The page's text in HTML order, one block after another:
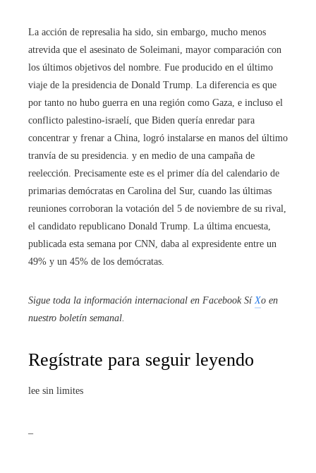
La acción de represalia ha sido, sin embargo, mucho menos
atrevida que el asesinato de Soleimani, mayor comparación con
los últimos objetivos del nombre. Fue producido en el último
viaje de la presidencia de Donald Trump. La diferencia es que
por tanto no hubo guerra en una región como Gaza, e incluso el
conflicto palestino-israelí, que Biden quería enredar para
concentrar y frenar a China, logró instalarse en manos del último
tranvía de su presidencia. y en medio de una campaña de
reelección. Precisamente este es el primer día del calendario de
primarias demócratas en Carolina del Sur, cuando las últimas
reuniones corroboran la votación del 5 de noviembre de su rival,
el candidato republicano Donald Trump. La última encuesta,
publicada esta semana por CNN, daba al expresidente entre un
49% y un 45% de los demócratas.
Sigue toda la información internacional en FacebookSíXo en
nuestro boletín semanal.
Regístrate para seguir leyendo
lee sin limites